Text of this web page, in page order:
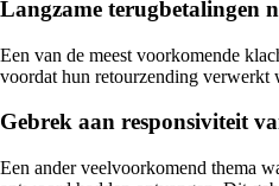
Langzame terugbetalingen
Een van de meest voorkomende
voordat hun retourzending verwerkt
Gebrek aan responsiviteit
Een ander veelvoorkomend thema